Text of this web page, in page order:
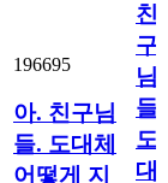
196695
아. 친구님
들. 도대체
어떻게 지
친
구
님
들.
도
대